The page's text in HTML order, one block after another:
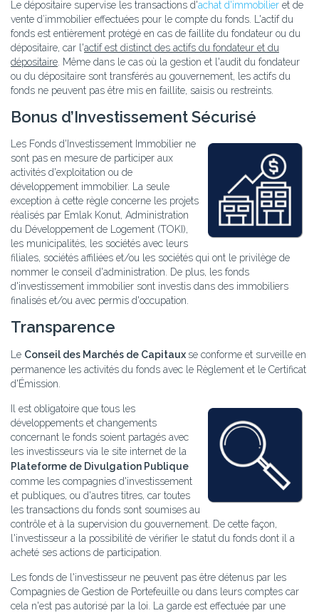
Le dépositaire supervise les transactions d'achat d'immobilier et de
vente d’immobilier effectuées pour le compte du fonds. L'actif du
fonds est entièrement protégé en cas de faillite du fondateur ou du
dépositaire, car l'actif est distinct des actifs du fondateur et du
dépositaire . Même dans le cas où la gestion et l'audit du fondateur
ou du dépositaire sont transférés au gouvernement, les actifs du
fonds ne peuvent pas être mis en faillite, saisis ou restreints.
Bonus d’Investissement Sécurisé
Les Fonds d'Investissement Immobilier ne
sont pas en mesure de participer aux
activités d'exploitation ou de
développement immobilier. La seule
exception à cette règle concerne les projets
réalisés par Emlak Konut, Administration
du Développement de Logement (TOKI),
les municipalités, les sociétés avec leurs
filiales, sociétés affiliées et/ou les sociétés qui ont le privilège de
nommer le conseil d'administration. De plus, les fonds
d'investissement immobilier sont investis dans des immobiliers
finalisés et/ou avec permis d'occupation.
Transparence
Le Conseil des Marchés de Capitaux se conforme et surveille en
permanence les activités du fonds avec le Règlement et le Certificat
d'Émission.
Il est obligatoire que tous les
développements et changements
concernant le fonds soient partagés avec
les investisseurs via le site internet de la
Plateforme de Divulgation Publique
comme les compagnies d'investissement
et publiques, ou d'autres titres, car toutes
les transactions du fonds sont soumises au
contrôle et à la supervision du gouvernement. De cette façon,
l'investisseur a la possibilité de vérifier le statut du fonds dont il a
acheté ses actions de participation.
Les fonds de l'investisseur ne peuvent pas être détenus par les
Compagnies de Gestion de Portefeuille ou dans leurs comptes car
cela n'est pas autorisé par la loi. La garde est effectuée par une